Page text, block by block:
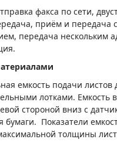
факса по сети,
приём и передача с
передача нескольким
емкость подачи листов
лотками. Емкость
стороной вниз с
бумаги. Показатели
толщины